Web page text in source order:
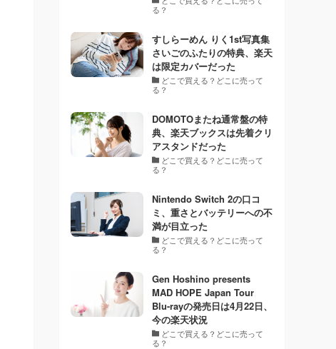
る？
すしらーめん りく1st写真集
さいごのふたりの特典、楽天
は限定カバーだった
どこで買える？どこに売って
る？
DOMOTOまたね通常盤の特
典、楽天ブックスは先着クリ
アスタンドだった
どこで買える？どこに売って
る？
Nintendo Switch 2の口コ
ミ、重さとバッテリーへの不
満が目立った
どこで買える？どこに売って
る？
Gen Hoshino presents
MAD HOPE Japan Tour
Blu-rayの発売日は4月22日、
今の楽天状況
どこで買える？どこに売って
る？